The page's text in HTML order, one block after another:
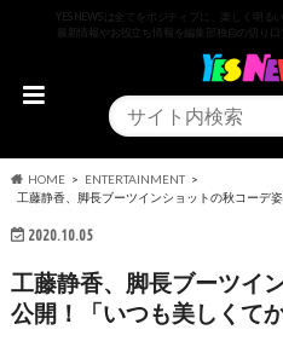
YESNEWSは全てをポジティブに、楽しく明る
最新情報やお役立ち情報を編集部独自の切り
HOME
ENTERTAINMENT
工藤静香、脚長ブーツインショットの秋コーデ
2020.10.05
工藤静香、脚長ブーツイ
公開！「いつも美しくて